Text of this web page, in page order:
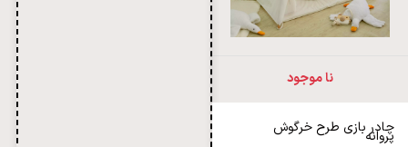
نا موجود
چادر بازي طرح خرگوش
پروانه